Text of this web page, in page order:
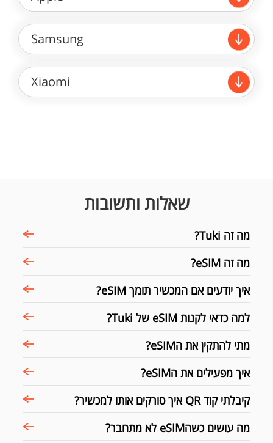
Samsung
Xiaomi
שאלות ותשובות
מה זה Tuki?
מה זה eSIM?
איך יודעים אם המכשיר תומך eSIM?
למה כדאי לקנות eSIM של Tuki?
מתי להתקין את הeSIM?
איך מפעילים את הeSIM?
קיבלתי קוד QR איך סורקים אותו למכשיר?
מה עושים כשהeSIM לא מתחבר?